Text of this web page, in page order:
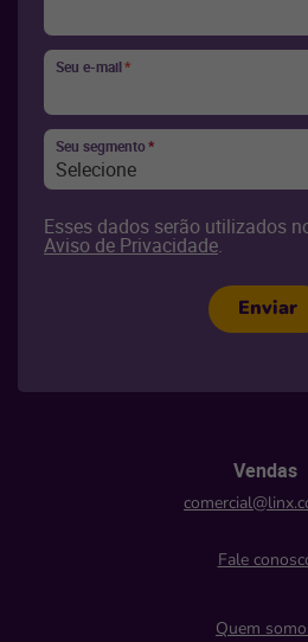
Seu e-mail*
Seu segmento*
Selecione
Esses dados serão utilizados
Aviso de Privacidade.
Enviar
Vendas
Fale
Quem